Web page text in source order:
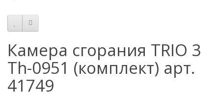
Камера сгорания TRIO 3
Th-0951 (комплект) арт.
41749